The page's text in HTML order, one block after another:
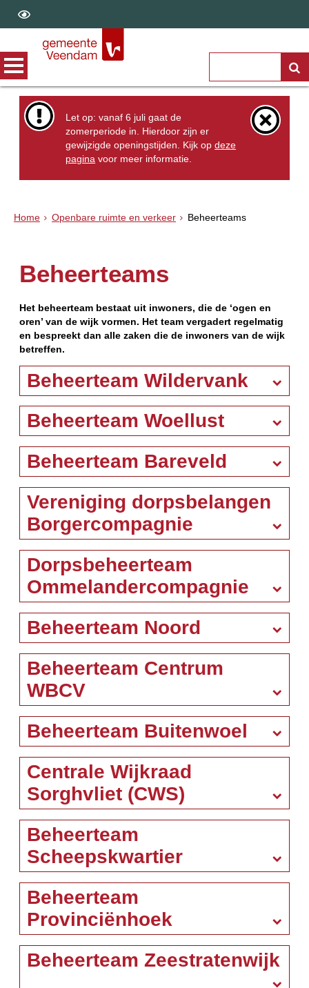
Let op: vanaf 6 juli gaat de
zomerperiode in. Hierdoor zijn er
gewijzigde openingstijden. Kijk opdeze
pagina voor meer informatie.
Home Openbare ruimte en verkeer Beheerteams
Beheerteams
Het beheerteam bestaat uit inwoners, die de ‘ogen en
oren’ van de wijk vormen. Het team vergadert regelmatig
en bespreekt dan alle zaken die de inwoners van de wijk
betreffen.
Beheerteam Wildervank
Beheerteam Woellust
Beheerteam Bareveld
Vereniging dorpsbelangen
Borgercompagnie
Dorpsbeheerteam
Ommelandercompagnie
Beheerteam Noord
Beheerteam Centrum
WBCV
Beheerteam Buitenwoel
Centrale Wijkraad
Sorghvliet (CWS)
Beheerteam
Scheepskwartier
Beheerteam
Provinciënhoek
Beheerteam Zeestratenwijk